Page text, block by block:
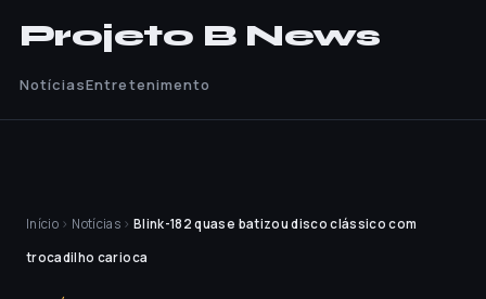
Projeto B News
NotíciasEntretenimento
Início › Notícias › Blink-182 quase batizou disco clássico com
trocadilho carioca